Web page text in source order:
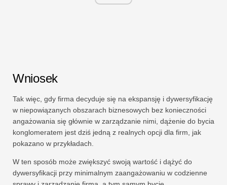
Wniosek
Tak więc, gdy firma decyduje się na ekspansję i dywersyfikację
w niepowiązanych obszarach biznesowych bez konieczności
angażowania się głównie w zarządzanie nimi, dążenie do bycia
konglomeratem jest dziś jedną z realnych opcji dla firm, jak
pokazano w przykładach.
W ten sposób może zwiększyć swoją wartość i dążyć do
dywersyfikacji przy minimalnym zaangażowaniu w codzienne